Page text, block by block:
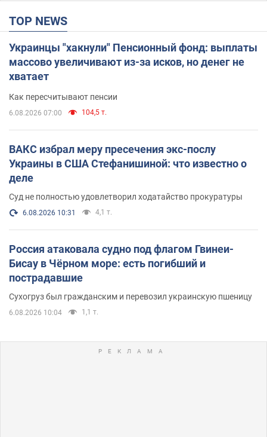
TOP NEWS
Украинцы "хакнули" Пенсионный фонд: выплаты
массово увеличивают из-за исков, но денег не
хватает
Как пересчитывают пенсии
6.08.2026 07:00 104,5 т.
ВАКС избрал меру пресечения экс-послу
Украины в США Стефанишиной: что известно о
деле
Суд не полностью удовлетворил ходатайство прокуратуры
6.08.2026 10:31 4,1 т.
Россия атаковала судно под флагом Гвинеи-
Бисау в Чёрном море: есть погибший и
пострадавшие
Сухогруз был гражданским и перевозил украинскую пшеницу
6.08.2026 10:04 1,1 т.